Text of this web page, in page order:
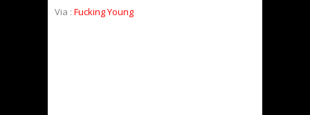
Via : Fucking Young